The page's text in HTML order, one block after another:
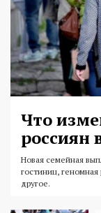
Что
россиян
Новая семейная
гостиниц, геномная
другое.